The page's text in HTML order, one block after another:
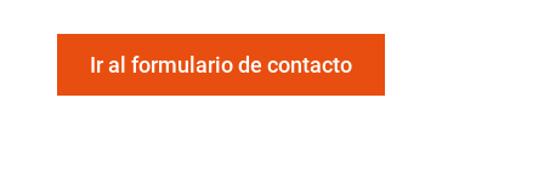
Ir al formulario de contacto